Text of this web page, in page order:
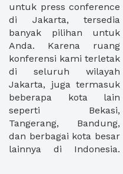
untuk press conference
di Jakarta, tersedia
banyak pilihan untuk
Anda. Karena ruang
konferensi kami terletak
di seluruh wilayah
Jakarta, juga termasuk
beberapa kota lain
seperti Bekasi,
Tangerang, Bandung,
dan berbagai kota besar
lainnya di Indonesia.
ukuran tetapi
semuanya dilengkapi
dengan fasilitas
profesional, dan staf
yang ramah untuk tidak
hanya menyambut anda
dan tamu anda. kami
memastikan anda akan
melangsungkan press
conference yang sukses